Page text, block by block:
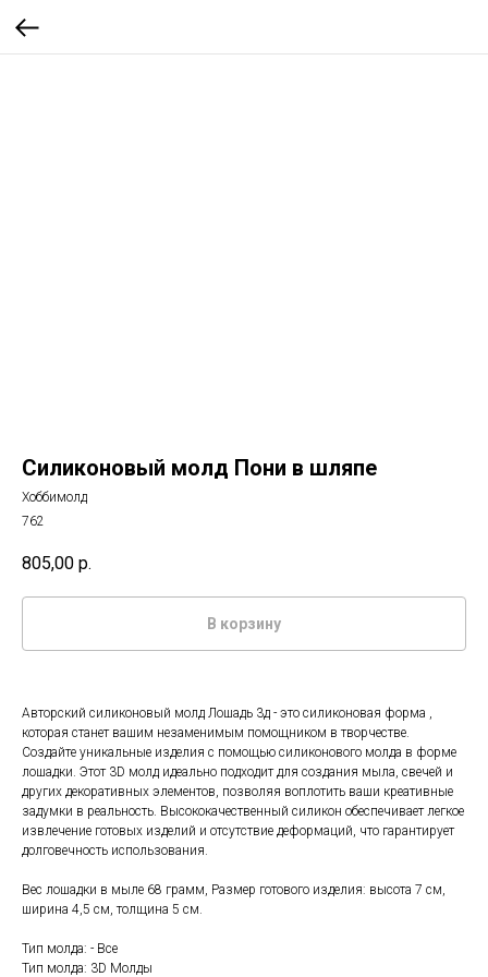
Силиконовый молд Пони в шляпе
Хоббимолд
762
805,00 р.
В корзину
Авторский силиконовый молд Лошадь 3д - это силиконовая форма ,
которая станет вашим незаменимым помощником в творчестве.
Создайте уникальные изделия с помощью силиконового молда в форме
лошадки. Этот 3D молд идеально подходит для создания мыла, свечей и
других декоративных элементов, позволяя воплотить ваши креативные
задумки в реальность. Высококачественный силикон обеспечивает легкое
извлечение готовых изделий и отсутствие деформаций, что гарантирует
долговечность использования.
Вес лошадки в мыле 68 грамм, Размер готового изделия: высота 7 см,
ширина 4,5 см, толщина 5 см.
Тип молда: - Все
Тип молда: 3D Молды